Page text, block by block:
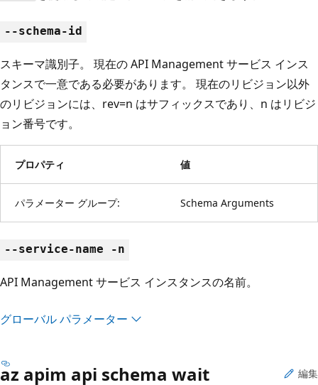
--schema-id
スキーマ識別子。 現在の API Management サービス インス
タンスで一意である必要があります。 現在のリビジョン以外
のリビジョンには、rev=n はサフィックスであり、n はリビジ
ョン番号です。
プロパティ 値
パラメーター グループ: Schema Arguments
--service-name -n
API Management サービス インスタンスの名前。
グローバル パラメーター
az apim api schema wait 編集